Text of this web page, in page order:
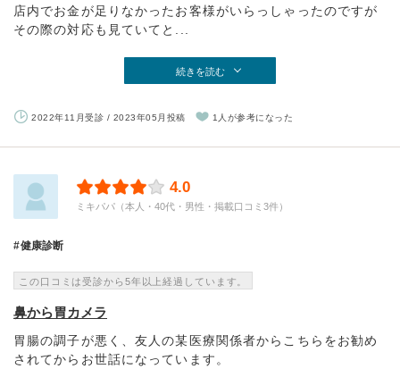
店内でお金が足りなかったお客様がいらっしゃったのですが
その際の対応も見ていてと...
続きを読む
2022年11月受診 / 2023年05月投稿 1人が参考になった
4.0
ミキパパ（本人・40代・男性・掲載口コミ3件）
健康診断
この口コミは受診から5年以上経過しています。
鼻から胃カメラ
胃腸の調子が悪く、友人の某医療関係者からこちらをお勧め
されてからお世話になっています。